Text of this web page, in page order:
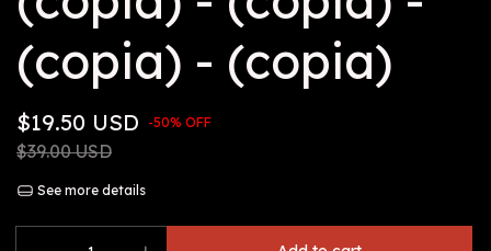
(copia) - (copia)
$19.50 USD -50% OFF
$39.00 USD
See more details